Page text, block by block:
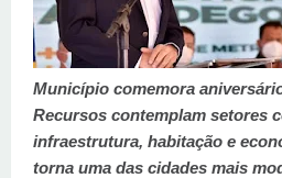
Município comemora
Recursos contemplam setores
infraestrutura, habitação e
torna uma das cidades mais